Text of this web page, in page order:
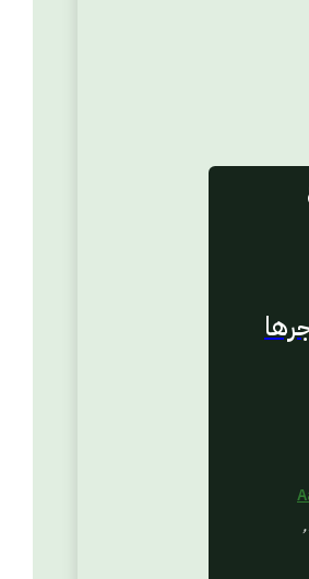
يونيو 14,